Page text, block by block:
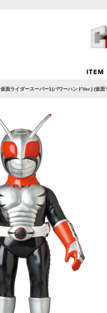
仮面ライダースーパー1(パワーハンドVer.) (仮